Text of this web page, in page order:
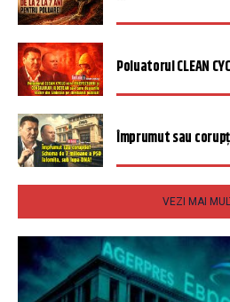
Poluatorul CLEAN
Împrumut sau
VEZI MAI